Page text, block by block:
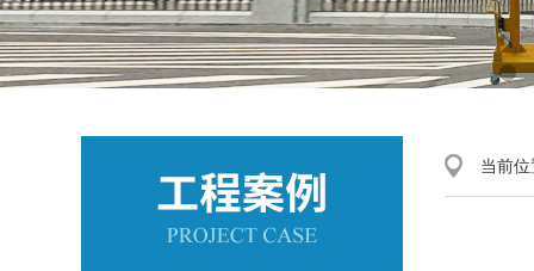
当前